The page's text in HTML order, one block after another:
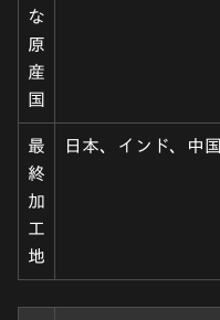
な
原
産
国
最
終
加
工
地
日本、インド、中国